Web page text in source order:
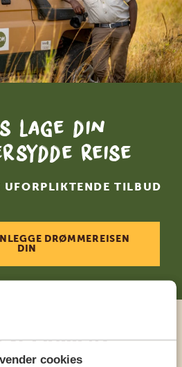
cookies
lage din
reise
UFORPLIKTENDE TILBUD
DRØMMEREISEN
DIN
ekspert